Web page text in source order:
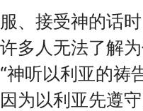
、接受神的话
多人无法了解
神听以利亚的祷
为以利亚先遵